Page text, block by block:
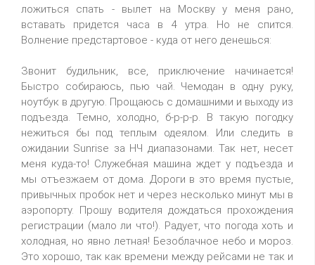
ложиться спать - вылет на Москву у меня рано,
вставать придется часа в 4 утра. Но не спится.
Волнение предстартовое - куда от него денешься:
Звонит будильник, все, приключение начинается!
Быстро собираюсь, пью чай. Чемодан в одну руку,
ноутбук в другую. Прощаюсь с домашними и выходу из
подъезда. Темно, холодно, б-р-р-р. В такую погодку
нежиться бы под теплым одеялом. Или следить в
ожидании Sunrise за НЧ диапазонами. Так нет, несет
меня куда-то! Служебная машина ждет у подъезда и
мы отъезжаем от дома. Дороги в это время пустые,
привычных пробок нет и через несколько минут мы в
аэропорту. Прошу водителя дождаться прохождения
регистрации (мало ли что!). Радует, что погода хоть и
холодная, но явно летная! Безоблачное небо и мороз.
Это хорошо, так как времени между рейсами не так и